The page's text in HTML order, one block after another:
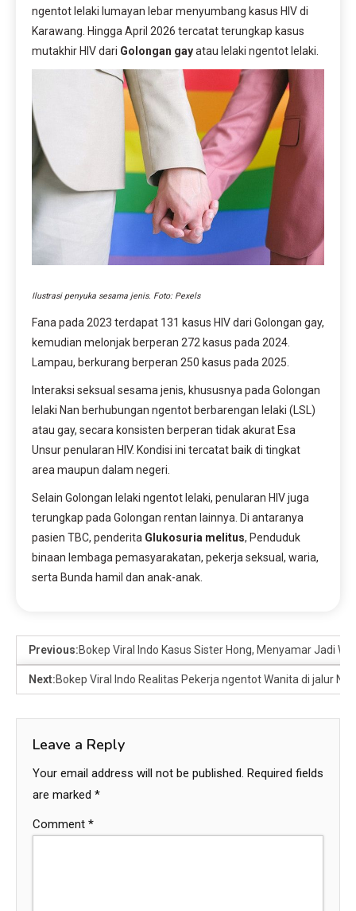
ngentot lelaki lumayan lebar menyumbang kasus HIV di
Karawang. Hingga April 2026 tercatat terungkap kasus
mutakhir HIV dari Golongan gayatau lelaki ngentot lelaki.
Ilustrasi penyuka sesama jenis. Foto: Pexels
Fana pada 2023 terdapat 131 kasus HIV dari Golongan gay,
kemudian melonjak berperan 272 kasus pada 2024.
Lampau, berkurang berperan 250 kasus pada 2025.
Interaksi seksual sesama jenis, khususnya pada Golongan
lelaki Nan berhubungan ngentot berbarengan lelaki (LSL)
atau gay, secara konsisten berperan tidak akurat Esa
Unsur penularan HIV. Kondisi ini tercatat baik di tingkat
area maupun dalam negeri.
Selain Golongan lelaki ngentot lelaki, penularan HIV juga
terungkap pada Golongan rentan lainnya. Di antaranya
pasien TBC, penderita Glukosuria melitus, Penduduk
binaan lembaga pemasyarakatan, pekerja seksual, waria,
serta Bunda hamil dan anak-anak.
Previous:Bokep Viral Indo Kasus Sister Hong, Menyamar Jadi
Next:Bokep Viral Indo Realitas Pekerja ngentot Wanita di jalur
Leave a Reply
Your email address will not be published. Required fields
are marked *
Comment *